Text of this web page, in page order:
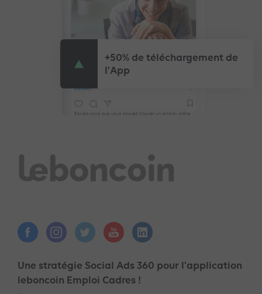
+50% de téléchargement de
l'App
Une stratégie Social Ads 360 pour l'application
leboncoin Emploi Cadres !